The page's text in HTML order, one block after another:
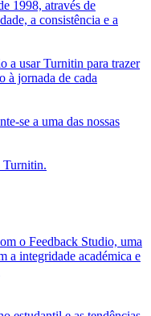
1998, através de
a consistência e a
a usar Turnitin para trazer
à jornada de cada
se a uma das nossas
Turnitin.
o Feedback Studio, uma
a integridade académica e